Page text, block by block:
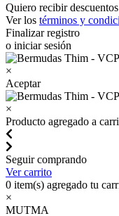
Quiero recibir
Ver los términos y
Finalizar registro
o iniciar sesión
×
Aceptar
×
Producto agregado a
Seguir comprando
Ver carrito
0 item(s) agregado tu
×
MUTMA